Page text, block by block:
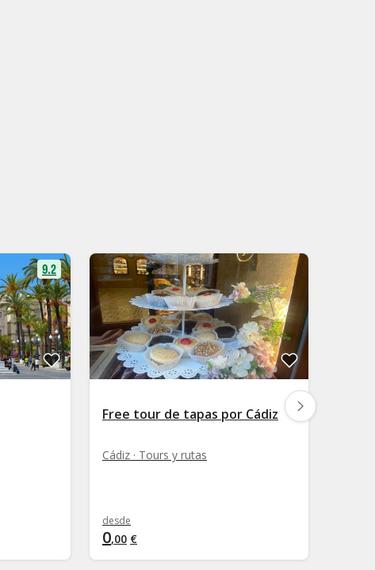
9.2
Free tour de tapas por Cádiz
Cádiz · Tours y rutas
desde
0,00 €